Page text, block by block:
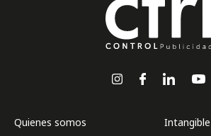
Quienes somos